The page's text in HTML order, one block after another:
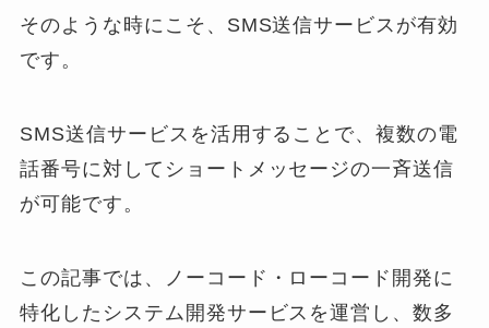
そのような時にこそ、SMS送信サービスが有効
です。
SMS送信サービスを活用することで、複数の電
話番号に対してショートメッセージの一斉送信
が可能です。
この記事では、ノーコード・ローコード開発に
特化したシステム開発サービスを運営し、数多